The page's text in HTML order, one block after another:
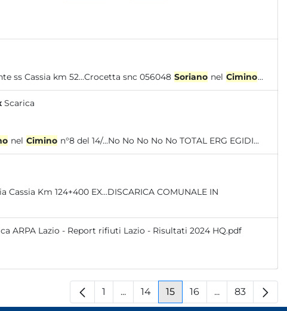
Ronciglione Viterbo in corso Incidente ss Cassia km 52...Crocetta snc 056048 Soriano nel Cimino...
Scarica
nel Cimino n°8 del 14/...No No No No No TOTAL ERG EGIDI...
ARPA Lazio - Report rifiuti Lazio - Risultati 2024 HQ.pdf
Pagina
1 ...Pagine intermedie
Pagina
14 Pagina
15 Pagina
16 ...PaginePagina
83